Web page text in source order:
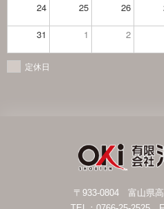
24 25 26
31 1 2
定休日
〒933-0804 富山県